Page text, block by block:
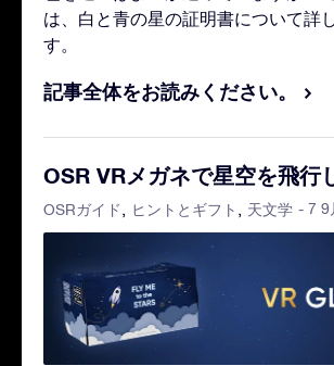
は、白と青の星の証明書について詳
す。
記事全体をお読みください。
OSR VRメガネで星空を飛行
OSRガイド ヒントとギフト 天文学 - 7 9